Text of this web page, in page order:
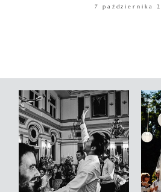
7 października
© COPYRIGHT